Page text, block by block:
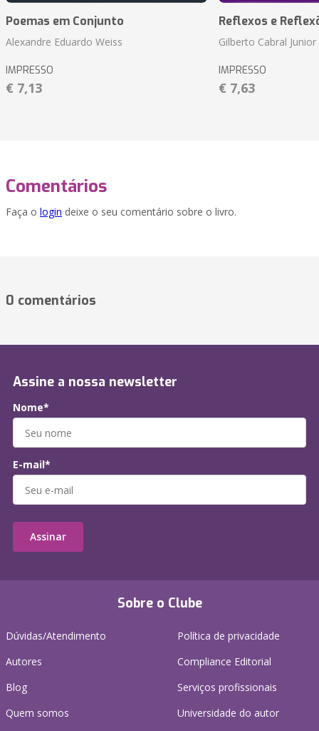
Poemas em Conjunto
Alexandre Eduardo Weiss
IMPRESSO
€ 7,13
Reflexos e
Gilberto Cabral Junior
IMPRESSO
€ 7,63
Comentários
Faça o login deixe o seu comentário sobre o livro.
0 comentários
Sobre o Clube
Dúvidas/Atendimento
Autores
Blog
Quem somos
Política de privacidade
Compliance Editorial
Serviços profissionais
Universidade do autor
Assine a nossa newsletter
Nome*
E-mail*
Assinar